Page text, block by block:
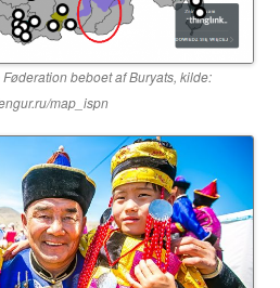
beboet af Buryats, kilde:
map_ispn